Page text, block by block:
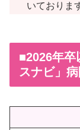
いておりま
■2026年卒
スナビ」